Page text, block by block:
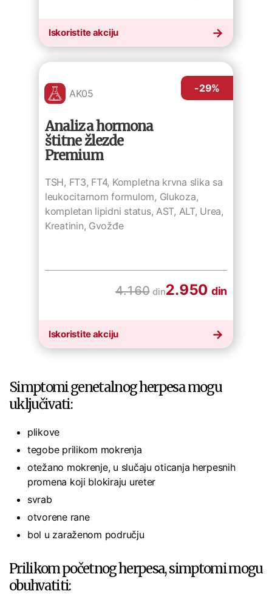
Iskoristite akciju
AK05
Analiza hormona
štitne žlezde
Premium
TSH, FT3, FT4, Kompletna krvna slika sa
leukocitarnom formulom, Glukoza,
kompletan lipidni status, AST, ALT, Urea,
Kreatinin, Gvožđe
-29%
4.160 din2.950 din
Iskoristite akciju
Simptomi genetalnog herpesa mogu
uključivati:
plikove
tegobe prilikom mokrenja
otežano mokrenje, u slučaju oticanja herpesnih
promena koji blokiraju ureter
svrab
otvorene rane
bol u zaraženom području
Prilikom početnog herpesa, simptomi mogu
obuhvatiti: